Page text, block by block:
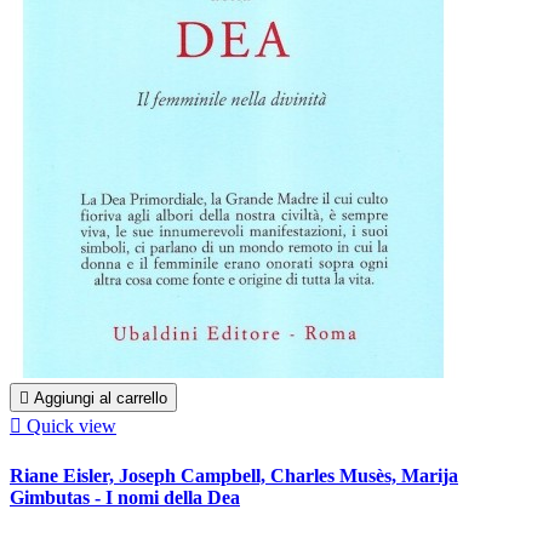
 Aggiungi al carrello
 Quick view
Riane Eisler, Joseph Campbell, Charles Musès, Marija
Gimbutas - I nomi della Dea